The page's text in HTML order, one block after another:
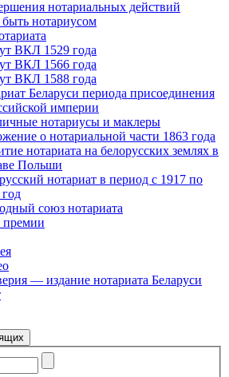
нотариальных действий
нотариусом
ВКЛ 1529 года
ВКЛ 1566 года
ВКЛ 1588 года
Беларуси периода присоединения
империи
нотариусы и маклеры
о нотариальной части 1863 года
нотариата на белорусских землях в
Польши
нотариат в период с 1917 по
союз нотариата
премии
— издание нотариата Беларуси